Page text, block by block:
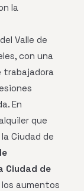
la
Valle de
con una
trabajadora
En
que
Ciudad de
Ciudad de
aumentos